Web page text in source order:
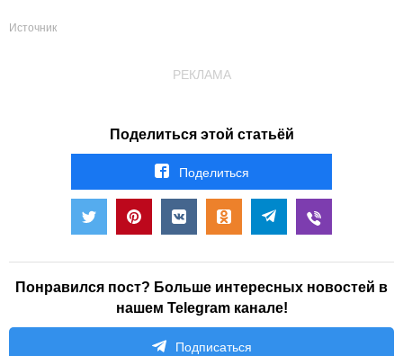
Источник
РЕКЛАМА
Поделиться этой статьёй
Поделиться
Понравился пост? Больше интересных новостей в
нашем Telegram канале!
Подписаться